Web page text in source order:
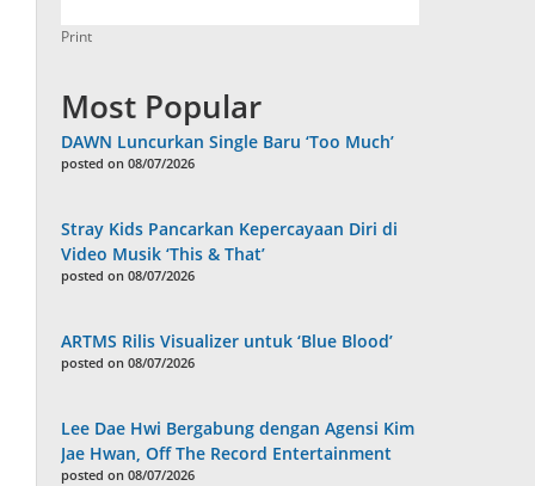
Print
Most Popular
DAWN Luncurkan Single Baru ‘Too Much’
posted on 08/07/2026
Stray Kids Pancarkan Kepercayaan Diri di
Video Musik ‘This & That’
posted on 08/07/2026
ARTMS Rilis Visualizer untuk ‘Blue Blood’
posted on 08/07/2026
Lee Dae Hwi Bergabung dengan Agensi Kim
Jae Hwan, Off The Record Entertainment
posted on 08/07/2026